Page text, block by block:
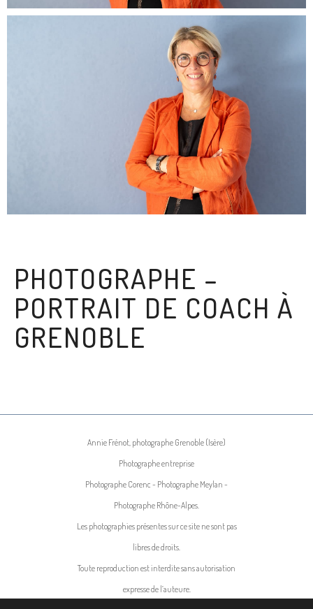
PHOTOGRAPHE –
PORTRAIT DE COACH À
GRENOBLE
Annie Frénot, photographe Grenoble (Isère)
Photographe entreprise
Photographe Corenc - Photographe Meylan -
Photographe Rhône-Alpes.
Les photographies présentes sur ce site ne sont pas
libres de droits.
Toute reproduction est interdite sans autorisation
expresse de l’auteure.